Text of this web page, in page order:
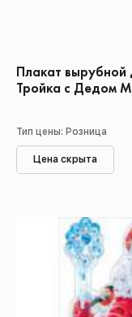
Плакат вырубной
Тройка с Дедом
Тип цены: Розница
Цена скрыта